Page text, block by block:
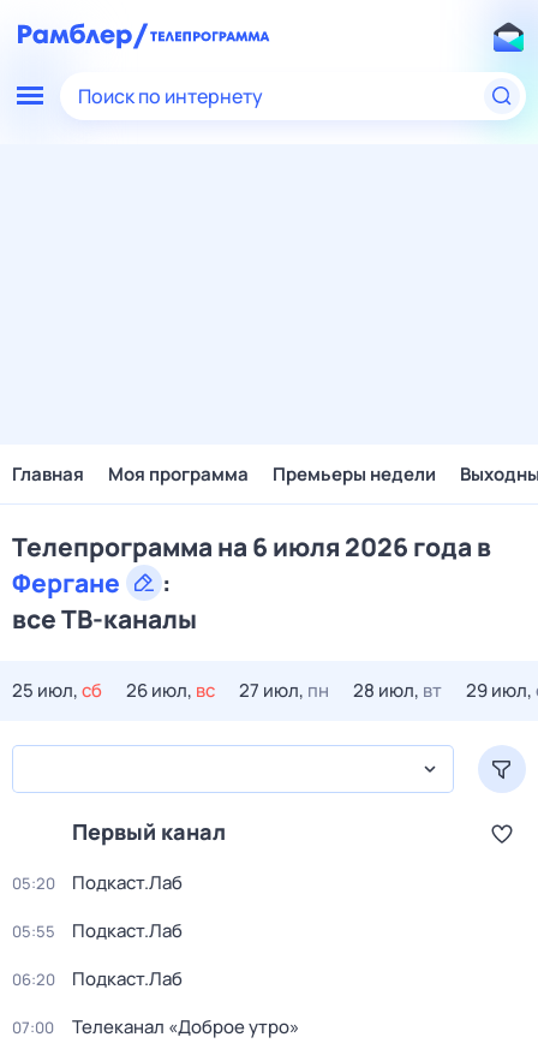
Поиск по интернету
Главная Моя программа Премьеры недели
Телепрограмма на 6 июля 2026 года в
Фергане
:
все ТВ-каналы
25 июл,сб 26 июл, вс 27 июл, пн 28 июл, вт 29 июл,
Первый канал
05:20 Подкаст.Лаб
05:55 Подкаст.Лаб
06:20 Подкаст.Лаб
07:00 Телеканал «Доброе утро»